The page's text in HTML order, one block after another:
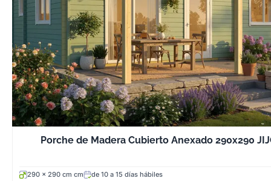
torsion y al
que resulta
ventajoso en
cambios
temperatura y
nueva línea
posibilidades
con distintas
opciones de
Además, para
Porche de Madera Cubierto Anexado 290x290
290 x 290 cm cm de 10 a 15 días hábiles